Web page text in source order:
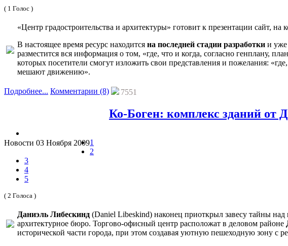
( 1 Голос )
«Центр градостроительства и архитектуры» готовит к презентации сайт, на
В настоящее время ресурс находится на последней стадии разработки и уже
разместится вся информация о том, «где, что и когда, согласно генплану,
которых посетители смогут изложить свои представления и пожелания:
мешают движению».
Подробнее... Комментарии (8) 7551
Ко-Боген: комплекс зданий от
Новости 03 Ноября 20091
2
3
4
5
( 2 Голоса )
Даниэль Либескинд (Daniel Libeskind) наконец приоткрыл завесу тайны
архитектурное бюро. Торгово-офисный центр расположат в деловом районе
исторической части города, при этом создавая уютную пешеходную зону с